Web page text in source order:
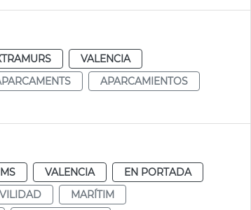
VALENCIA
APARCAMIENTOS
VALENCIA
EN PORTADA
MARÍTIM